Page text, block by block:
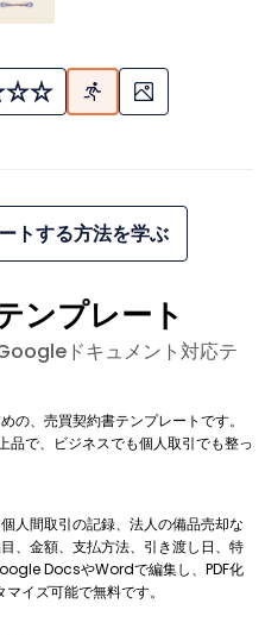
トする方法を学ぶ
ンプレート
ドキュメント対応テ
の、売買契約書テンプレートです。
品で、ビジネスでも個人取引でも整っ
人間取引の記録、法人の備品売却な
、金額、支払方法、引き渡し日、特
DocsやWordで編集し、PDF化
イズ可能で無料です。